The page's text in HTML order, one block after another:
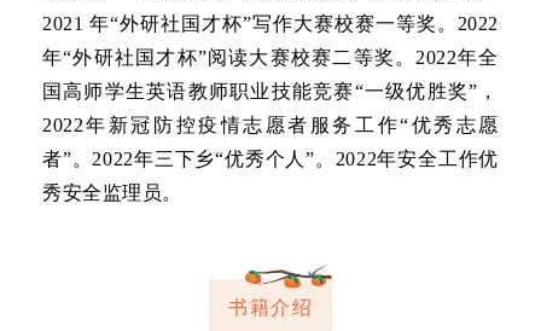
2021 年“外研社国才杯”写作大赛校赛一等奖。2022
年“外研社国才杯”阅读大赛校赛二等奖。2022年全
国高师学生英语教师职业技能竞赛“一级优胜奖”，
2022年新冠防控疫情志愿者服务工作“优秀志愿
者”。2022年三下乡“优秀个人”。2022年安全工作优
秀安全监理员。
书籍介绍